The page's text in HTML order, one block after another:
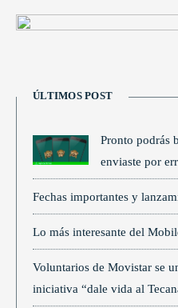
ÚLTIMOS POST
Pronto podrás
enviaste por
Fechas importantes y
Lo más interesante del
Voluntarios de Movistar se
iniciativa “dale vida al